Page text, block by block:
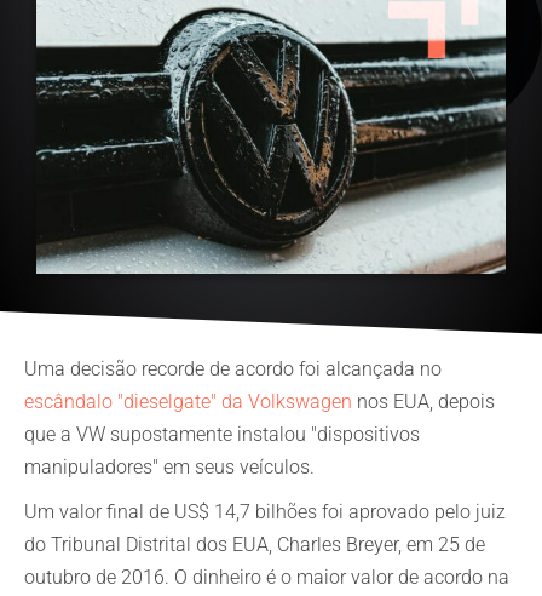
Uma decisão recorde de acordo foi alcançada no
escândalo "dieselgate" da Volkswagen nos EUA, depois
que a VW supostamente instalou "dispositivos
manipuladores" em seus veículos.
Um valor final de US$ 14,7 bilhões foi aprovado pelo juiz
do Tribunal Distrital dos EUA, Charles Breyer, em 25 de
outubro de 2016. O dinheiro é o maior valor de acordo na